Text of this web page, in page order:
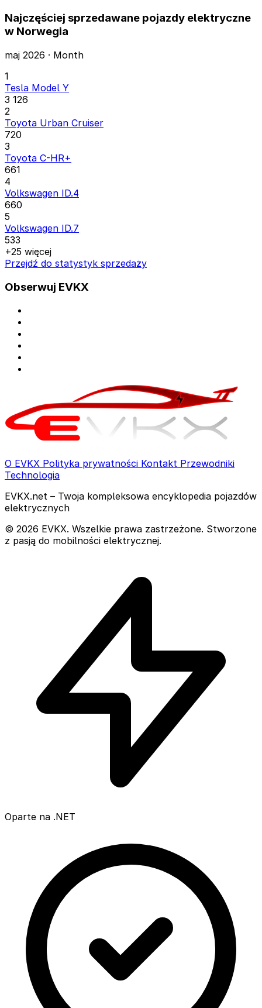
Najczęściej sprzedawane pojazdy elektryczne
w Norwegia
maj 2026 · Month
1
Tesla Model Y
3 126
2
Toyota Urban Cruiser
720
3
Toyota C-HR+
661
4
Volkswagen ID.4
660
5
Volkswagen ID.7
533
+25 więcej
Przejdź do statystyk sprzedaży
Obserwuj EVKX
O EVKX Polityka prywatności Kontakt Przewodniki
Technologia
EVKX.net – Twoja kompleksowa encyklopedia pojazdów
elektrycznych
© 2026 EVKX. Wszelkie prawa zastrzeżone. Stworzone
z pasją do mobilności elektrycznej.
Oparte na .NET